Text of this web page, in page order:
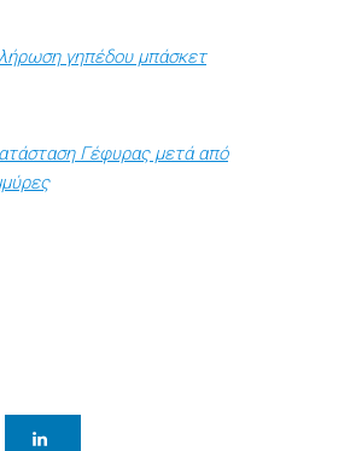
γηπέδου μπάσκετ
Γέφυρας μετά από